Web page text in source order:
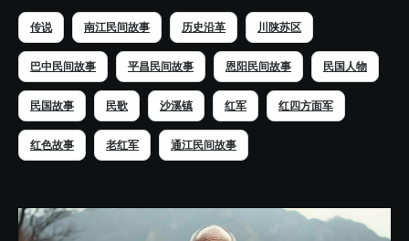
传说 南江民间故事 历史沿革 川陕苏区
巴中民间故事 平昌民间故事 恩阳民间故事 民国人物
民国故事 民歌 沙溪镇 红军 红四方面军
红色故事 老红军 通江民间故事